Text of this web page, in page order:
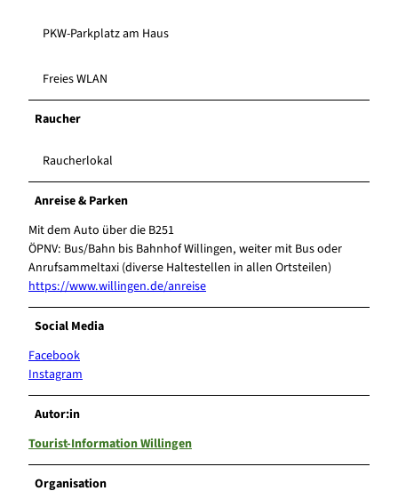
PKW-Parkplatz am Haus
Freies WLAN
Raucher
Raucherlokal
Anreise & Parken
Mit dem Auto über die B251
ÖPNV: Bus/Bahn bis Bahnhof Willingen, weiter mit Bus oder
Anrufsammeltaxi (diverse Haltestellen in allen Ortsteilen)
https://www.willingen.de/anreise
Social Media
Facebook
Instagram
Autor:in
Tourist-Information Willingen
Organisation